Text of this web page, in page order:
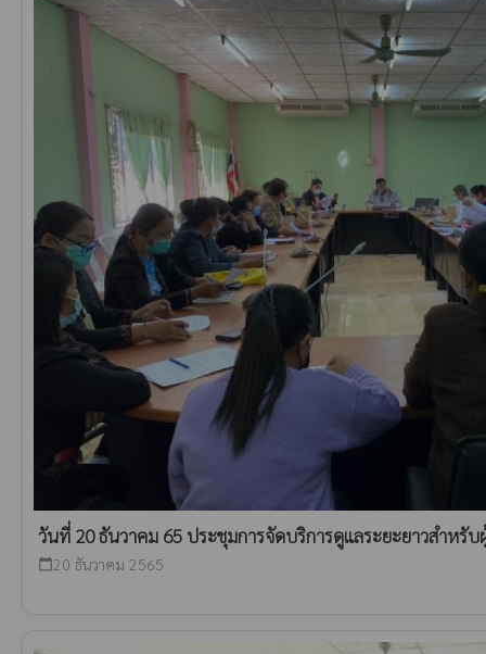
วันที่ 20 ธันวาคม 65 ประชุมการจัดบริการดูแลระยะยาวสำหรับ
calendar_today20 ธันวาคม 2565